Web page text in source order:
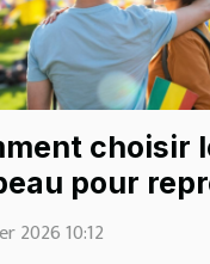
choisir
pour
identité?
2026 10:12